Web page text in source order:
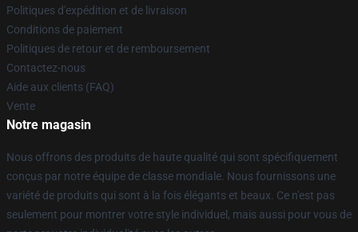
Politiques d'expédition et de livraison
Conditions de paiement
Politiques de retour et de remboursement
Contactez-nous
Aide aux clients (FAQ)
Vente
Notre magasin
Nous offrons des produits de haute qualité qui sont spécifiquement
conçus par notre équipe de classe mondiale. Nous fournissons une
variété de produits qui sont à la fois élégants et beaux. Ce n'est pas
seulement pour montrer votre style individuel, mais aussi pour vous de